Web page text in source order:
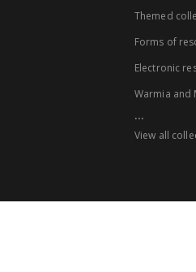
Themed
Forms of
Electronic
Warmia and
...
View all